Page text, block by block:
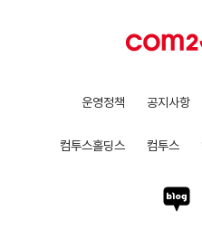
운영정책 공지사항
컴투스홀딩스 컴투스